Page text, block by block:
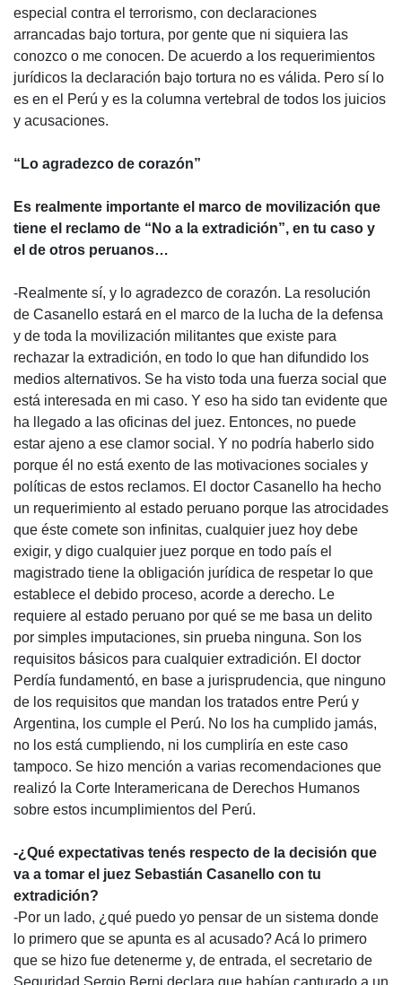
especial contra el terrorismo, con declaraciones
arrancadas bajo tortura, por gente que ni siquiera las
conozco o me conocen. De acuerdo a los requerimientos
jurídicos la declaración bajo tortura no es válida. Pero sí lo
es en el Perú y es la columna vertebral de todos los juicios
y acusaciones.
“Lo agradezco de corazón”
Es realmente importante el marco de movilización que
tiene el reclamo de “No a la extradición”, en tu caso y
el de otros peruanos…
-Realmente sí, y lo agradezco de corazón. La resolución
de Casanello estará en el marco de la lucha de la defensa
y de toda la movilización militantes que existe para
rechazar la extradición, en todo lo que han difundido los
medios alternativos. Se ha visto toda una fuerza social que
está interesada en mi caso. Y eso ha sido tan evidente que
ha llegado a las oficinas del juez. Entonces, no puede
estar ajeno a ese clamor social. Y no podría haberlo sido
porque él no está exento de las motivaciones sociales y
políticas de estos reclamos. El doctor Casanello ha hecho
un requerimiento al estado peruano porque las atrocidades
que éste comete son infinitas, cualquier juez hoy debe
exigir, y digo cualquier juez porque en todo país el
magistrado tiene la obligación jurídica de respetar lo que
establece el debido proceso, acorde a derecho. Le
requiere al estado peruano por qué se me basa un delito
por simples imputaciones, sin prueba ninguna. Son los
requisitos básicos para cualquier extradición. El doctor
Perdía fundamentó, en base a jurisprudencia, que ninguno
de los requisitos que mandan los tratados entre Perú y
Argentina, los cumple el Perú. No los ha cumplido jamás,
no los está cumpliendo, ni los cumpliría en este caso
tampoco. Se hizo mención a varias recomendaciones que
realizó la Corte Interamericana de Derechos Humanos
sobre estos incumplimientos del Perú.
-¿Qué expectativas tenés respecto de la decisión que
va a tomar el juez Sebastián Casanello con tu
extradición?
-Por un lado, ¿qué puedo yo pensar de un sistema donde
lo primero que se apunta es al acusado? Acá lo primero
que se hizo fue detenerme y, de entrada, el secretario de
Seguridad Sergio Berni declara que habían capturado a un